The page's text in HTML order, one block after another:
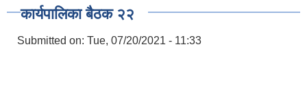
कार्यपालिका बैठक २२
Submitted on: Tue, 07/20/2021 - 11:33